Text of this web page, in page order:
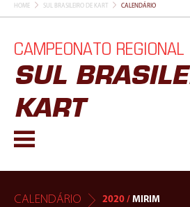
HOME SUL BRASILEIRO DE KART CALENDÁRIO
CAMPEONATO REGIONAL
SUL
KART
CALENDÁRIO 2020 / MIRIM